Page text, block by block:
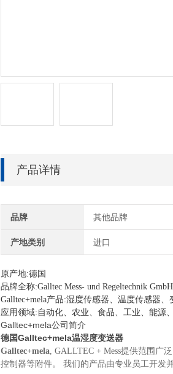
产品详情
品牌 其他品牌
产地类别 进口
原产地:德国
品牌全称:Galltec Mess- und Regeltechnik GmbH
Galltec+mela产品:湿度传感器、温度传感器
应用领域:自动化、农业、食品、工业、能源
Galltec+mela公司简介
德国Galltec+mela温湿度变送器
Galltec+mela, GALLTEC + Mess提供范围广
控制器等附件。 我们的产品由专业员工开发